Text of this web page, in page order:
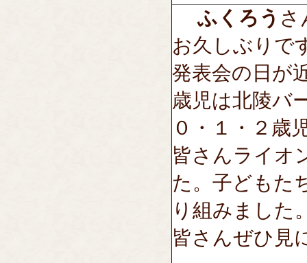
ふくろう さ
お久しぶりで
発表会の日が
歳児は北陵バ
０・１・２歳
皆さんライオ
た。子どもた
り組みました
皆さんぜひ見